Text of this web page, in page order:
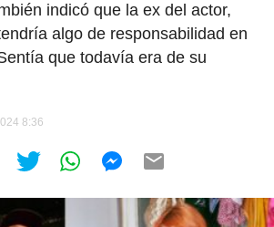
indicó que la ex del actor,
algo de responsabilidad en
que todavía era de su
8:36